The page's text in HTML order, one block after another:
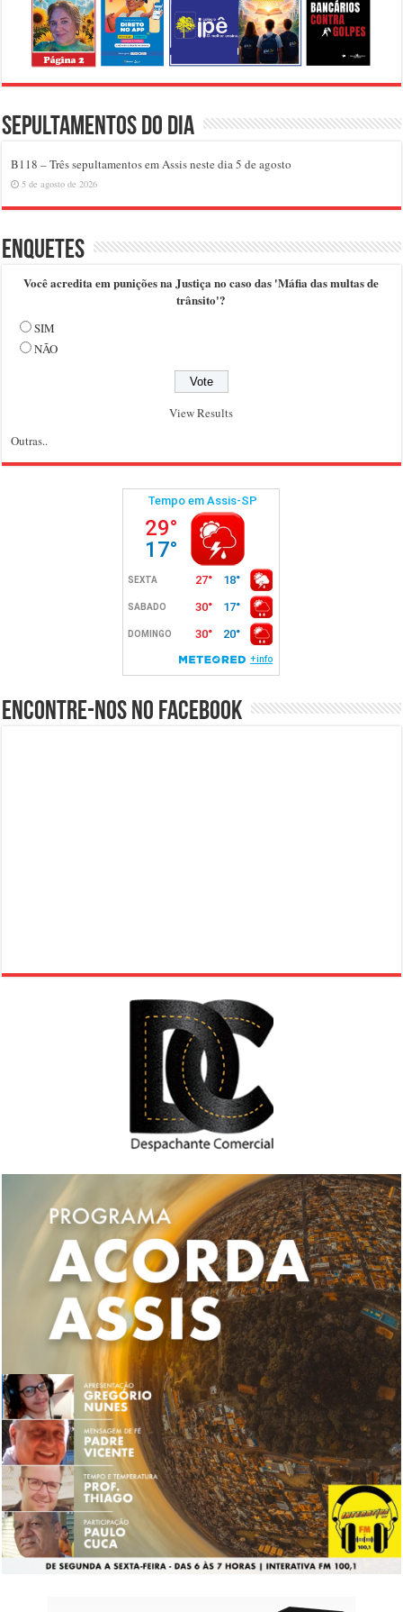
Sepultamentos do dia
B118 – Três sepultamentos em Assis neste dia 5 de agosto
5 de agosto de 2026
Enquetes
Você acredita em punições na Justiça no caso das 'Máfia das multas de
trânsito'?
SIM
NÃO
View Results
Outras..
Encontre-nos no Facebook